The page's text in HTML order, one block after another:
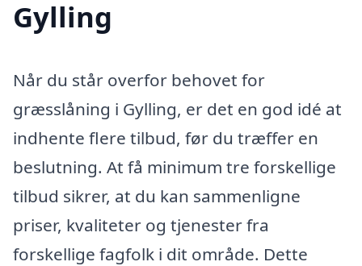
Gylling
Når du står overfor behovet for
græsslåning i Gylling, er det en god idé at
indhente flere tilbud, før du træffer en
beslutning. At få minimum tre forskellige
tilbud sikrer, at du kan sammenligne
priser, kvaliteter og tjenester fra
forskellige fagfolk i dit område. Dette